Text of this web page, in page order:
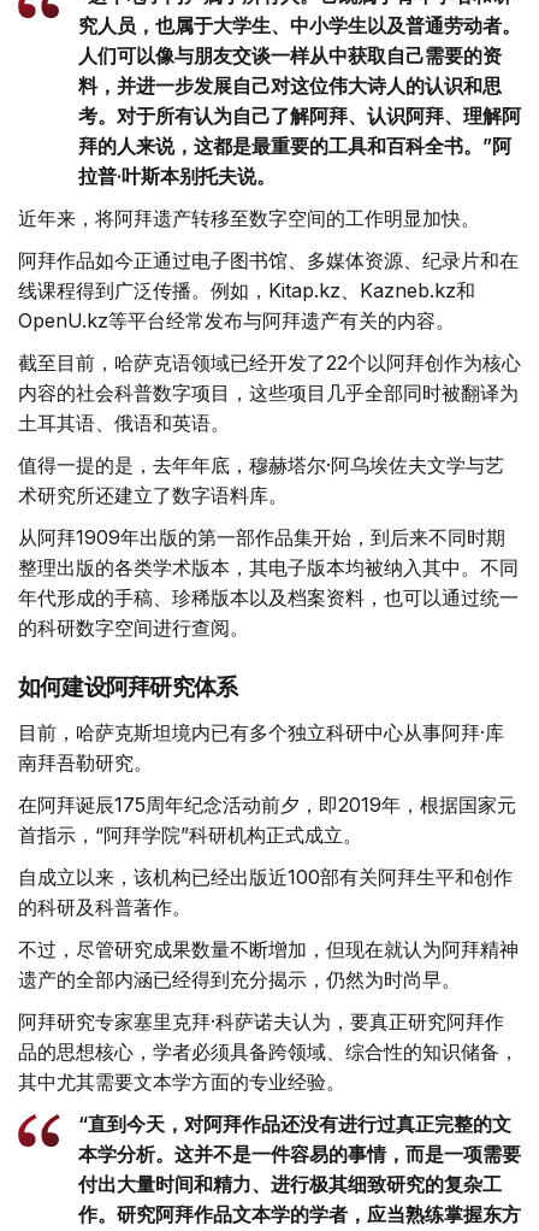
究人员，也属于大学生、中小学生以及普通劳动者。
人们可以像与朋友交谈一样从中获取自己需要的资
料，并进一步发展自己对这位伟大诗人的认识和思
考。对于所有认为自己了解阿拜、认识阿拜、理解阿
拜的人来说，这都是最重要的工具和百科全书。”阿
拉普·叶斯本别托夫说。
近年来，将阿拜遗产转移至数字空间的工作明显加快。
阿拜作品如今正通过电子图书馆、多媒体资源、纪录片和在
线课程得到广泛传播。例如，Kitap.kz、Kazneb.kz和
OpenU.kz等平台经常发布与阿拜遗产有关的内容。
截至目前，哈萨克语领域已经开发了22个以阿拜创作为核心
内容的社会科普数字项目，这些项目几乎全部同时被翻译为
土耳其语、俄语和英语。
值得一提的是，去年年底，穆赫塔尔·阿乌埃佐夫文学与艺
术研究所还建立了数字语料库。
从阿拜1909年出版的第一部作品集开始，到后来不同时期
整理出版的各类学术版本，其电子版本均被纳入其中。不同
年代形成的手稿、珍稀版本以及档案资料，也可以通过统一
的科研数字空间进行查阅。
如何建设阿拜研究体系
目前，哈萨克斯坦境内已有多个独立科研中心从事阿拜·库
南拜吾勒研究。
在阿拜诞辰175周年纪念活动前夕，即2019年，根据国家元
首指示，“阿拜学院”科研机构正式成立。
自成立以来，该机构已经出版近100部有关阿拜生平和创作
的科研及科普著作。
不过，尽管研究成果数量不断增加，但现在就认为阿拜精神
遗产的全部内涵已经得到充分揭示，仍然为时尚早。
阿拜研究专家塞里克拜·科萨诺夫认为，要真正研究阿拜作
品的思想核心，学者必须具备跨领域、综合性的知识储备，
其中尤其需要文本学方面的专业经验。
“直到今天，对阿拜作品还没有进行过真正完整的文
本学分析。这并不是一件容易的事情，而是一项需要
付出大量时间和精力、进行极其细致研究的复杂工
作。研究阿拜作品文本学的学者，应当熟练掌握东方